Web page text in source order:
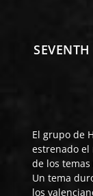
El grupo de
estrenado el
de los
Un tema
los